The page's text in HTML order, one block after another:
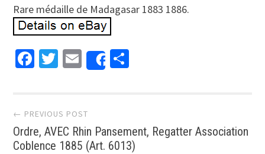
Rare médaille de Madagasar 1883 1886.
Facebook
Twitter
EmailShare
Post navigation
← PREVIOUS POST
Ordre, AVEC Rhin Pansement, Regatter Association
Coblence 1885 (Art. 6013)